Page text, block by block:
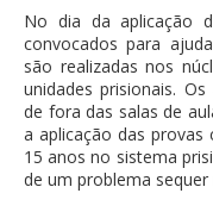
No dia da aplicação
convocados para
são realizadas nos
unidades prisionais.
de fora das salas de
a aplicação das provas
15 anos no sistema
de um problema sequer